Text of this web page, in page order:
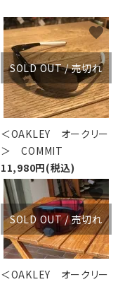
SOLD OUT / 売切れ
＜OAKLEY オークリー
＞ COMMIT
11,980円(税込)
favorite
SOLD OUT / 売切れ
＜OAKLEY オークリー
favorite